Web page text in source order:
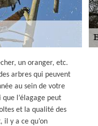
un oranger, etc.
arbres qui peuvent
au sein de votre
l’élagage peut
et la qualité des
il y a ce qu’on